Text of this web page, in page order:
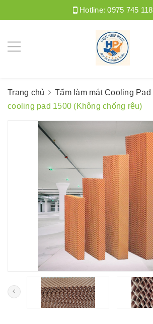
Hotline:0975 745 118
Trang chủ Tấm làm mát Cooling Pad
cooling pad 1500 (Không chống rêu)